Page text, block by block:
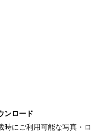
ンロード
時にご利用可能な写真・